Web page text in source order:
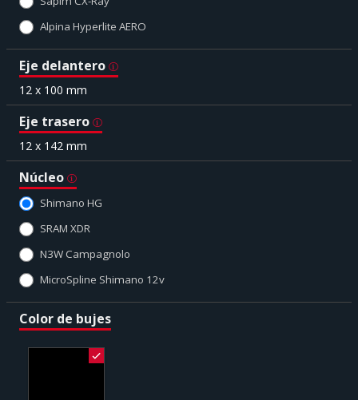
Alpina Hyperlite AERO
Eje delantero
12 x 100 mm
Eje trasero
12 x 142 mm
Núcleo
Shimano HG
SRAM XDR
N3W Campagnolo
MicroSpline Shimano 12v
Color de bujes